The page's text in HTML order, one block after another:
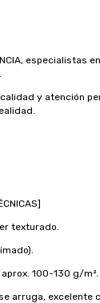
especialistas
y atención
texturado.
100-130 g/m².
arruga, excelente